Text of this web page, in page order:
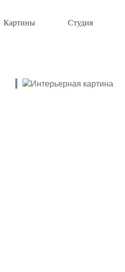
Картины Студия